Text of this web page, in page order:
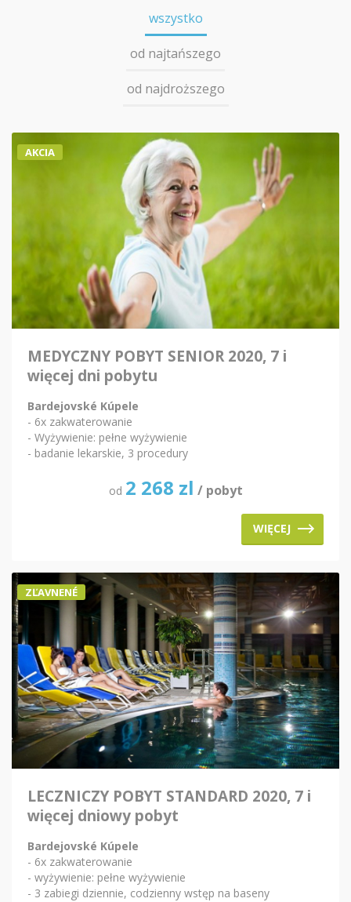
wszystko
od najtańszego
od najdroższego
AKCIA
MEDYCZNY POBYT SENIOR 2020, 7 i
więcej dni pobytu
Bardejovské Kúpele
- 6x zakwaterowanie
- Wyżywienie: pełne wyżywienie
- badanie lekarskie, 3 procedury
od 2 268 zl / pobyt
WIĘCEJ
ZĽAVNENÉ
LECZNICZY POBYT STANDARD 2020, 7 i
więcej dniowy pobyt
Bardejovské Kúpele
- 6x zakwaterowanie
- wyżywienie: pełne wyżywienie
- 3 zabiegi dziennie, codzienny wstęp na baseny